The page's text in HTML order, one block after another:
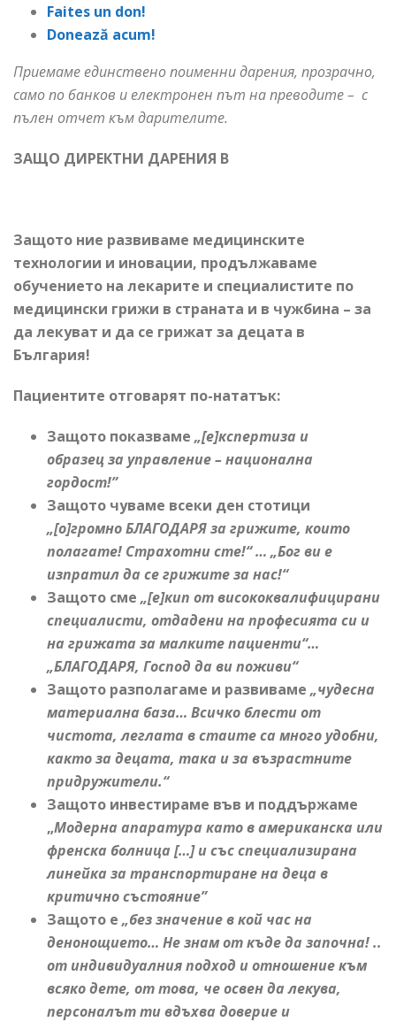
Faites un don!
Donează acum!
Приемаме единствено поименни дарения, прозрачно,
само по банков и електронен път на преводите – с
пълен отчет към дарителите.
ЗАЩО ДИРЕКТНИ ДАРЕНИЯ В
Защото ние развиваме медицинските
технологии и иновации, продължаваме
обучението на лекарите и специалистите по
медицински грижи в страната и в чужбина – за
да лекуват и да се грижат за децата в
България!
Пациентите отговарят по-нататък:
Защото показваме „[е]кспертиза и
образецза управление– национална
гордост!”
Защото чуваме всеки ден стотици
„[o]громно БЛАГОДАРЯ за грижите, които
полагате! Стрaхотни сте!“… „Бог ви е
изпратил да се грижите за нас!“
Защото сме „[е]кип от висококвалифицирани
специалисти, отдадени на професията си и
на грижата за малките пациенти“…
„БЛАГОДАРЯ, Господ да ви поживи“
Защото разполагаме и развиваме „чудесна
материална база… Всичко блести от
чистота, леглата в стаите са много удобни,
както за децата, така и за възрастните
придружители.“
Защото инвестираме във и поддържаме
„Модерна апаратура като в американска или
френска болница […]и със специализирана
линейка за транспортиране на деца в
критично състояние”
Защото е „без значение в кой час на
денонощието… Не знам от къде да започна! ..
от индивидуалния подход и отношение към
всяко дете, от това, че освен да лекува,
персоналътти вдъхва доверие и